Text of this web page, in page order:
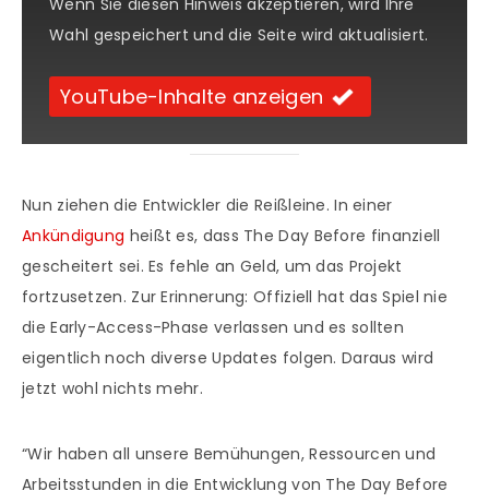
Wenn Sie diesen Hinweis akzeptieren, wird Ihre
Wahl gespeichert und die Seite wird aktualisiert.
YouTube-Inhalte anzeigen
Nun ziehen die Entwickler die Reißleine. In einer
Ankündigung heißt es, dass The Day Before finanziell
gescheitert sei. Es fehle an Geld, um das Projekt
fortzusetzen. Zur Erinnerung: Offiziell hat das Spiel nie
die Early-Access-Phase verlassen und es sollten
eigentlich noch diverse Updates folgen. Daraus wird
jetzt wohl nichts mehr.
“Wir haben all unsere Bemühungen, Ressourcen und
Arbeitsstunden in die Entwicklung von The Day Before